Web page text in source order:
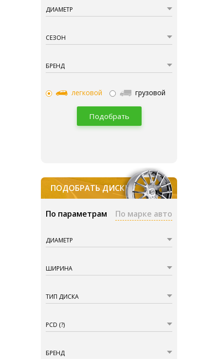
ДИАМЕТР
СЕЗОН
БРЕНД
легковой грузовой
Подобрать
ПОДОБРАТЬ ДИСКИ
По параметрам По марке авто
ДИАМЕТР
ШИРИНА
ТИП ДИСКА
PCD (?)
БРЕНД